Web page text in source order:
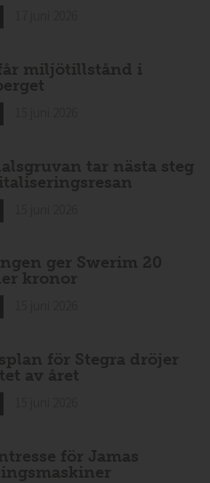
miljötillstånd i
tar nästa steg
ger Swerim 20
kronor
för Stegra dröjer
av året
för Jamas